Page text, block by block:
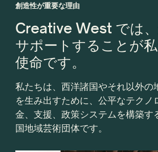
創造性が重要な理由
Creative West では
サポートすることが
使命です。
私たちは、西洋諸国やそれ以外の
を生み出すために、公平なテクノ
金、支援、政策システムを構築す
国地域芸術団体です。